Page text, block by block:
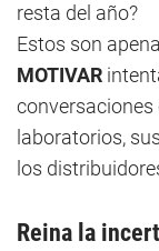
resta del año?
Estos son
MOTIVAR
laboratorios,
los
Reina la